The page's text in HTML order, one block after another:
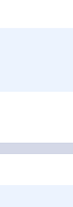
si je double